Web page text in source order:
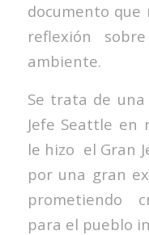
documento
reflexión
ambiente.
Se trata de
Jefe Seattle en
le hizo el Gran
por una gran
prometiendo
para el pueblo